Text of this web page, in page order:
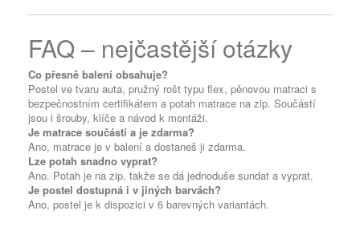
FAQ – nejčastější otázky
Co přesně balení obsahuje?
Postel ve tvaru auta, pružný rošt typu flex, pěnovou matraci s
bezpečnostním certifikátem a potah matrace na zip. Součástí
jsou i šrouby, klíče a návod k montáži.
Je matrace součástí a je zdarma?
Ano, matrace je v balení a dostaneš ji zdarma.
Lze potah snadno vyprat?
Ano. Potah je na zip, takže se dá jednoduše sundat a vyprat.
Je postel dostupná i v jiných barvách?
Ano, postel je k dispozici v 6 barevných variantách.